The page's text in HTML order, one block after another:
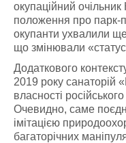
окупаційний
положення про парк-
окупанти ухвалили
що змінювали
Додаткового
2019 року санаторій
власності
Очевидно, саме
імітацією
багаторічних